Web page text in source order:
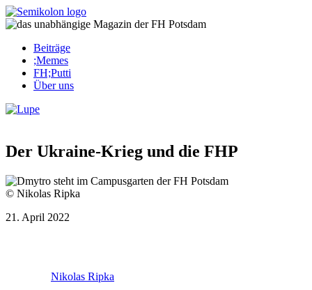
Skip
to
Beiträge
;Memes
FH;Putti
Über uns
Der Ukraine-Krieg und die FHP
© Nikolas Ripka
21. April 2022
Nikolas Ripka